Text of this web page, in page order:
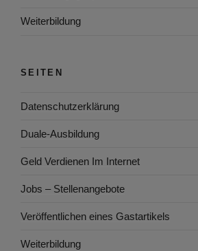
Weiterbildung
SEITEN
Datenschutzerklärung
Duale-Ausbildung
Geld Verdienen Im Internet
Jobs – Stellenangebote
Veröffentlichen eines Gastartikels
Weiterbildung